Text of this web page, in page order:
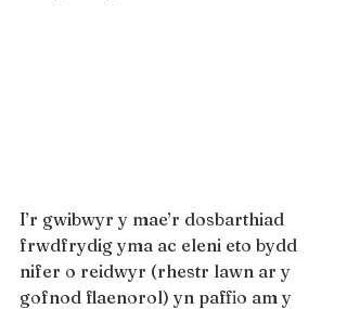
I’r gwibwyr y mae’r dosbarthiad
frwdfrydig yma ac eleni eto bydd
nifer o reidwyr (rhestr lawn ar y
gofnod flaenorol) yn paffio am y